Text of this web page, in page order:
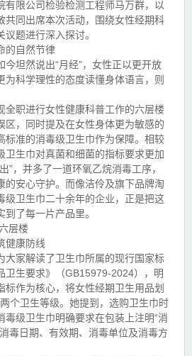
有限公司检验检测工程师马万群，以
共同出席本次活动，围绕女性经期科
题进行深入探讨。
的自然节律
今坦然说出“月经”，女性正以更开放
为科学理性的态度读懂身体语言，则
全职进行女性健康科普工作的六层楼
区，同时提及在女性身体更为敏感的
标准的消毒级卫生巾作为保障。相较
卫生巾对真菌和细菌的指标要求更加
”，并多了一道环氧乙烷消毒工序，
的安心守护。而像洁伶及旗下品牌淘
级卫生巾二十余年的企业，正是把这
了每一片产品里。
层楼
健康防线
大家解读了卫生巾所属的现行国家标
卫生要求》（GB15979-2024），明
标作为核心，将女性经期卫生用品划
两个卫生等级。她提到，选购卫生巾时
毒级卫生巾明确要求在包装上注明“消
毒日期、有效期、消毒单位及消毒方